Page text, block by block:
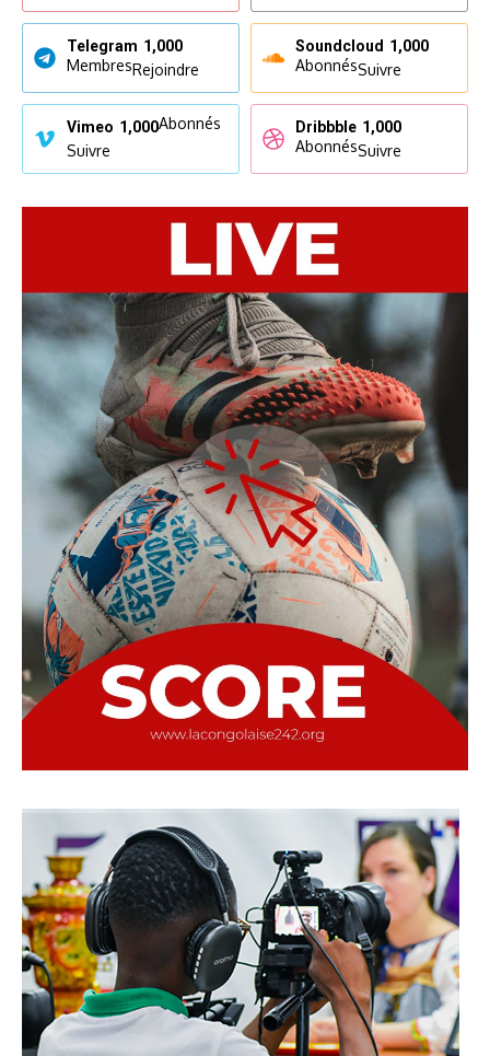
Telegram 1,000
MembresRejoindre
Soundcloud 1,000
AbonnésSuivre
Vimeo 1,000Abonnés
Suivre
Dribbble 1,000
AbonnésSuivre